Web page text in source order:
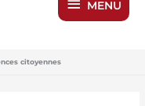
MENU
citoyennes